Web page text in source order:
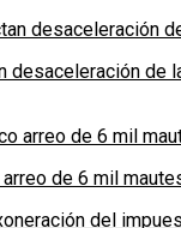
desaceleración de
de 6 mil